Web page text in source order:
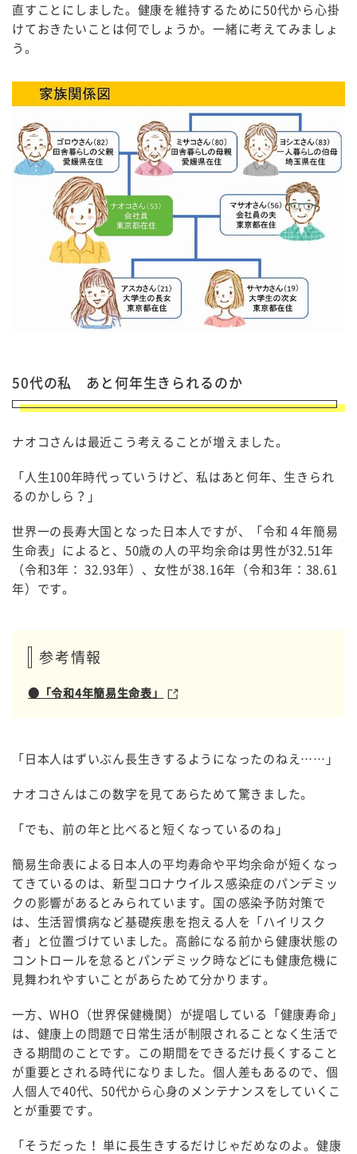
直すことにしました。健康を維持するために50代から心掛
けておきたいことは何でしょうか。一緒に考えてみましょ
う。
50代の私 あと何年生きられるのか
ナオコさんは最近こう考えることが増えました。
「人生100年時代っていうけど、私はあと何年、生きられ
るのかしら？」
世界一の長寿大国となった日本人ですが、「令和４年簡易
生命表」によると、50歳の人の平均余命は男性が32.51年
（令和3年： 32.93年）、女性が38.16年（令和3年：38.61
年）です。
参考情報
●「令和4年簡易生命表」
「日本人はずいぶん長生きするようになったのねえ……」
ナオコさんはこの数字を見てあらためて驚きました。
「でも、前の年と比べると短くなっているのね」
簡易生命表による日本人の平均寿命や平均余命が短くなっ
てきているのは、新型コロナウイルス感染症のパンデミッ
クの影響があるとみられています。国の感染予防対策で
は、生活習慣病など基礎疾患を抱える人を「ハイリスク
者」と位置づけていました。高齢になる前から健康状態の
コントロールを怠るとパンデミック時などにも健康危機に
見舞われやすいことがあらためて分かります。
一方、WHO（世界保健機関）が提唱している「健康寿命」
は、健康上の問題で日常生活が制限されることなく生活で
きる期間のことです。この期間をできるだけ長くすること
が重要とされる時代になりました。個人差もあるので、個
人個人で40代、50代から心身のメンテナンスをしていくこ
とが重要です。
「そうだった！ 単に長生きするだけじゃだめなのよ。健康